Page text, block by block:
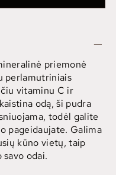
priemonė
perlamutriniais
vitaminu C ir
odą, ši pudra
todėl galite
pageidaujate. Galima
kūno vietų, taip
odai.